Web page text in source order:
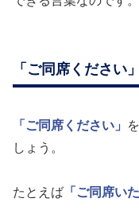
「ご同席ください
「ご同席ください」
しょう。
たとえば 「ご同席い